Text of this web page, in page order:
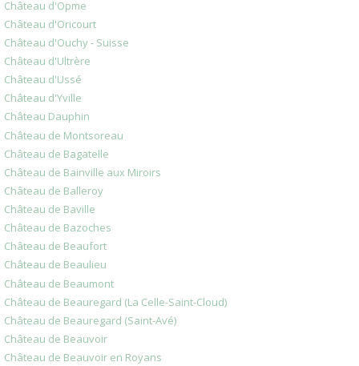
Château d'Opme
Château d'Oricourt
Château d'Ouchy - Suisse
Château d'Ultrère
Château d'Ussé
Château d'Yville
Château Dauphin
Château de Montsoreau
Château de Bagatelle
Château de Bainville aux Miroirs
Château de Balleroy
Château de Baville
Château de Bazoches
Château de Beaufort
Château de Beaulieu
Château de Beaumont
Château de Beauregard (La Celle-Saint-Cloud)
Château de Beauregard (Saint-Avé)
Château de Beauvoir
Château de Beauvoir en Royans